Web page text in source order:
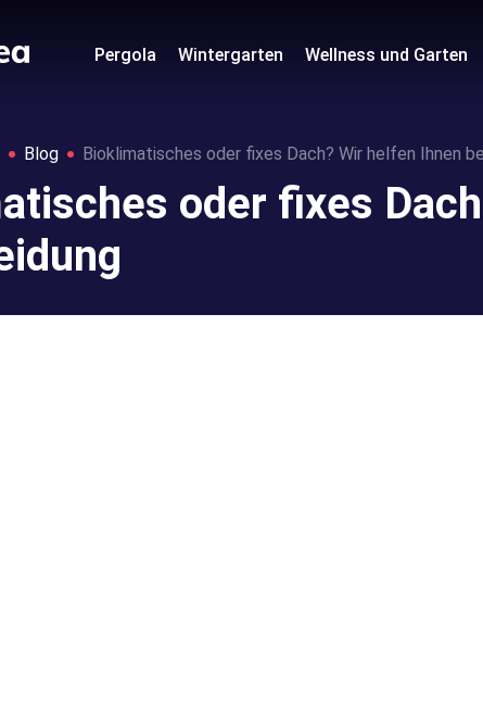
Pergola Wintergarten Wellness und Garten
Blog Bioklimatisches oder fixes Dach? Wir helfen Ihnen
oder fixes